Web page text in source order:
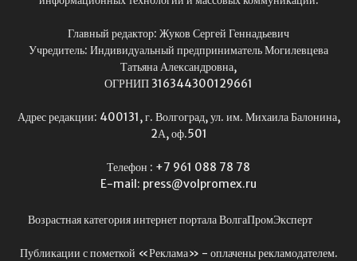
Главный редактор: Жуков Сергей Геннадьевич
Учредитель: Индивидуальный предприниматель Могилевцева
Татьяна Александровна,
ОГРНИП 316344300129661
Адрес редакции: 400131, г. Волгоград, ул. им. Михаила Балонина,
2А, оф.501
Телефон : +7 961 088 78 78
E-mail: press@volpromex.ru
Возрастная категория интернет портала ВолгаПромЭксперт
Публикации с пометкой «Реклама» - оплачены рекламодателем.